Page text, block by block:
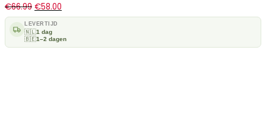
€66.99 €58.00
LEVERTIJD
🇳🇱1 dag
🇧🇪1–2 dagen